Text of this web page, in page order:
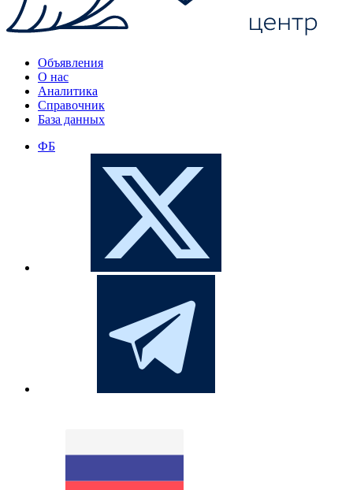
Объявления
О нас
Аналитика
Справочник
База данных
ФБ